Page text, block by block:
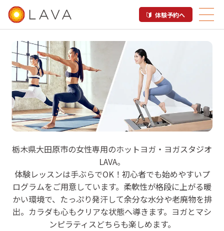
体験予約へ
LAVA 大田原店
ホットヨガ＆マシンピラティス
栃木県大田原市の女性専用のホットヨガ・ヨガスタジオ
LAVA。
体験レッスンは手ぶらでOK！初心者でも始めやすいプ
ログラムをご用意しています。柔軟性が格段に上がる暖
かい環境で、たっぷり発汗して余分な水分や老廃物を排
出。カラダも心もクリアな状態へ導きます。ヨガとマシ
ンピラティスどちらも楽しめます。